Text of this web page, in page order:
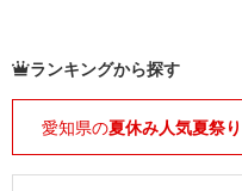
ランキングから探す
愛知県の夏休み人気夏祭り